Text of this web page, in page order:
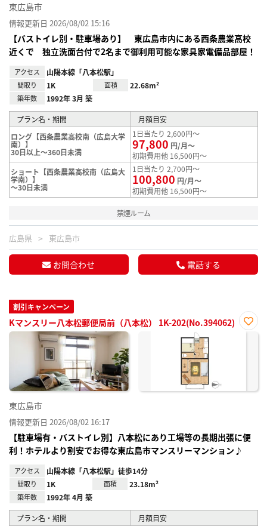
東広島市
情報更新日 2026/08/02 15:16
【バストイレ別・駐車場あり】 東広島市内にある西条農業高校
近くで 独立洗面台付で2名まで御利用可能な家具家電備品部屋！
アクセス 山陽本線「八本松駅」
間取り 1K 面積 22.68m²
築年数 1992年 3月 築
プラン名・期間
月額目安
ロング【西条農業高校南（広島大学
南）】
30日以上～360日未満
1日当たり 2,600円～
97,800 円/月～
初期費用他 16,500円～
ショート【西条農業高校南（広島大
学南）】
～30日未満
1日当たり 2,700円～
100,800 円/月～
初期費用他 16,500円～
禁煙ルーム
広島県 東広島市
お問合わせ 電話する
割引キャンペーン
Kマンスリー八本松郵便局前（八本松） 1K-202(No.394062)
お気
東広島市
情報更新日 2026/08/02 16:17
【駐車場有・バストイレ別】八本松にあり工場等の長期出張に便
利！ホテルより割安でお得な東広島市マンスリーマンション♪
アクセス 山陽本線「八本松駅」徒歩14分
間取り 1K 面積 23.18m²
築年数 1992年 4月 築
プラン名・期間
月額目安